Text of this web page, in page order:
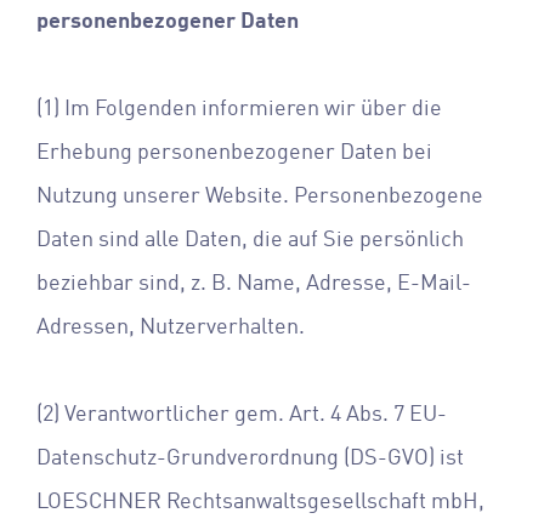
personenbezogener Daten
(1) Im Folgenden informieren wir über die
Erhebung personenbezogener Daten bei
Nutzung unserer Website. Personenbezogene
Daten sind alle Daten, die auf Sie persönlich
beziehbar sind, z. B. Name, Adresse, E-Mail-
Adressen, Nutzerverhalten.
(2) Verantwortlicher gem. Art. 4 Abs. 7 EU-
Datenschutz-Grundverordnung (DS-GVO) ist
LOESCHNER Rechtsanwaltsgesellschaft mbH,